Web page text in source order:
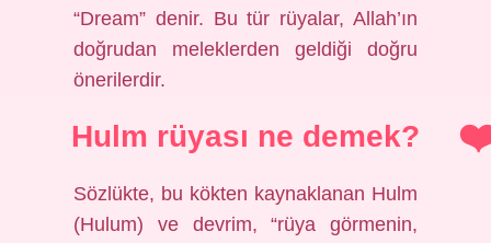
“Dream” denir. Bu tür rüyalar, Allah’ın
doğrudan meleklerden geldiği doğru
önerilerdir.
Hulm rüyası ne demek?
Sözlükte, bu kökten kaynaklanan Hulm
(Hulum) ve devrim, “rüya görmenin,